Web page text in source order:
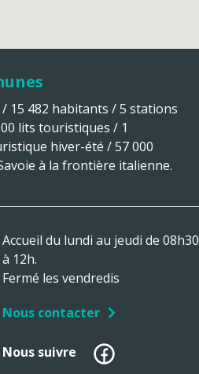
15 482 habitants / 5 stations
lits touristiques / 1
hiver-été / 57 000
à la frontière italienne.
Accueil du lundi au jeudi de 08h30
à 12h.
Fermé les vendredis
Nous contacter
Nous suivre